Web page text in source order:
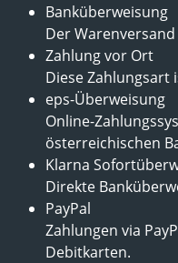
Banküberweisung
Der
Zahlung vor Ort
Diese Zahlungsart
eps-Überweisung
Online-
österreichischen
Klarna
Direkte
PayPal
Zahlungen via
Debitkarten.